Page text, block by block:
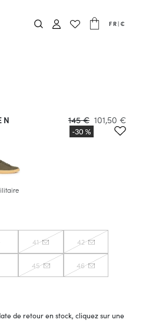
FR|€
145 € 101,50 €
41 42
45 46
de retour en stock, cliquez sur une